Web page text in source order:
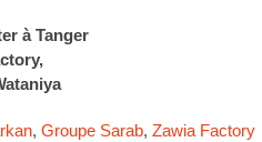
à Tanger
, Groupe Sarab, Zawia Factory